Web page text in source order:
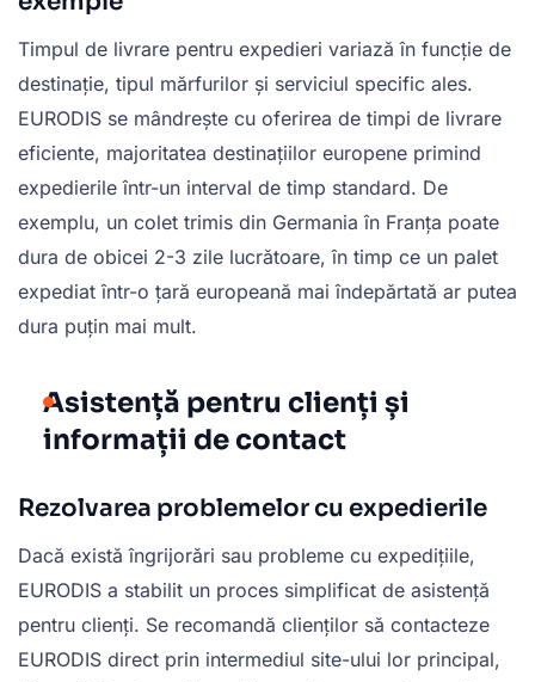
Timpul de livrare pentru expedieri variază în funcție de
destinație, tipul mărfurilor și serviciul specific ales.
EURODIS se mândrește cu oferirea de timpi de livrare
eficiente, majoritatea destinațiilor europene primind
expedierile într-un interval de timp standard. De
exemplu, un colet trimis din Germania în Franța poate
dura de obicei 2-3 zile lucrătoare, în timp ce un palet
expediat într-o țară europeană mai îndepărtată ar putea
dura puțin mai mult.
Asistență pentru clienți și
informații de contact
Rezolvarea problemelor cu expedierile
Dacă există îngrijorări sau probleme cu expedițiile,
EURODIS a stabilit un proces simplificat de asistență
pentru clienți. Se recomandă clienților să contacteze
EURODIS direct prin intermediul site-ului lor principal,